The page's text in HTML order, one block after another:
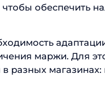
обеспечить
маржи. Для
разных